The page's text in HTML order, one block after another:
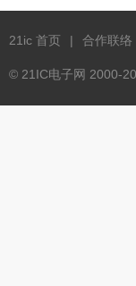
21ic 首页 | 合作联络
© 21IC电子网 2000-